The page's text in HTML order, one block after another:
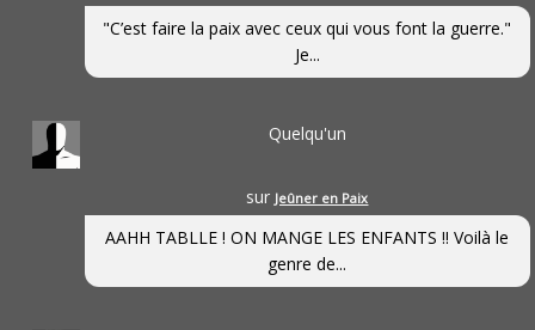
"C’est faire la paix avec ceux qui vous font la guerre."
Je...
Quelqu'un
sur Jeûner en Paix
AAHH TABLLE ! ON MANGE LES ENFANTS !! Voilà le
genre de...